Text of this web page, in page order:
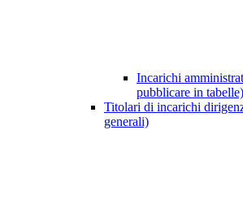
Incarichi
pubblicare in tabelle)
Titolari di incarichi
generali)